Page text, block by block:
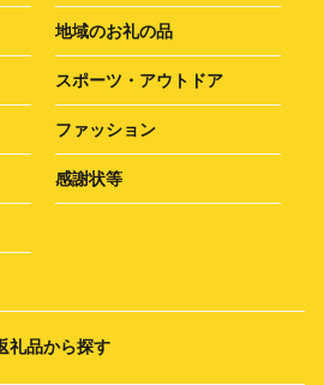
地域のお礼の品
スポーツ・アウトドア
ファッション
感謝状等
礼品から探す